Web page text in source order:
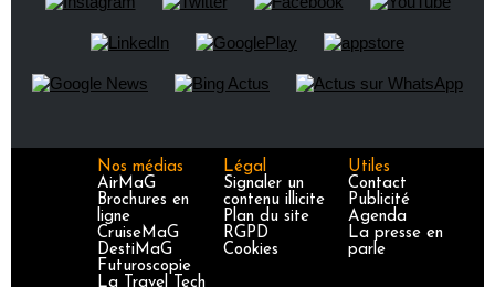
Nos médias
AirMaG
Brochures en
ligne
CruiseMaG
DestiMaG
Futuroscopie
La Travel Tech
Légal
Signaler un
contenu illicite
Plan du site
RGPD
Cookies
Utiles
Contact
Publicité
Agenda
La presse en
parle